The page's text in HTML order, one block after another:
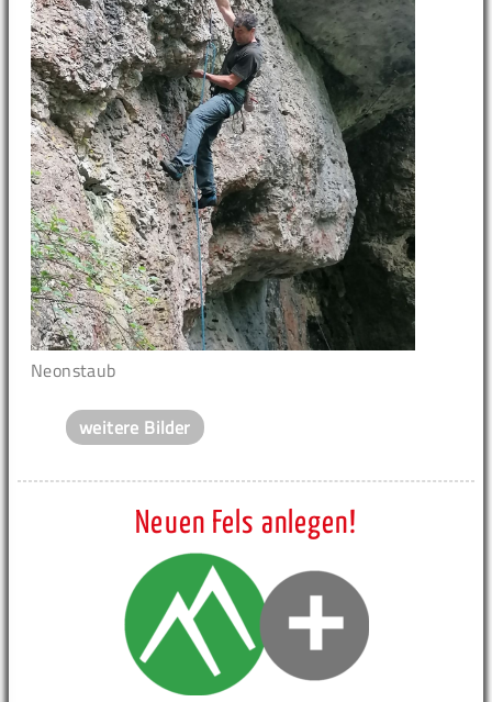
Neonstaub
weitere Bilder
Neuen Fels anlegen!